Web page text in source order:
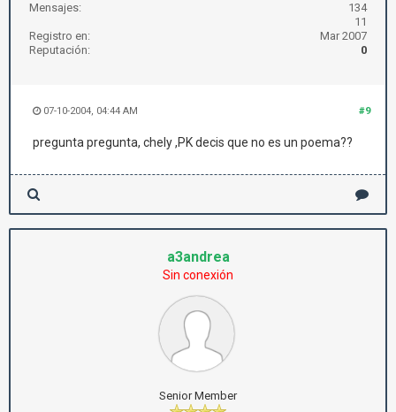
Mensajes:
134
11
Registro en:
Mar 2007
Reputación:
0
#9
07-10-2004, 04:44 AM
pregunta pregunta, chely ,PK decis que no es un poema??
a3andrea
Sin conexión
Senior Member